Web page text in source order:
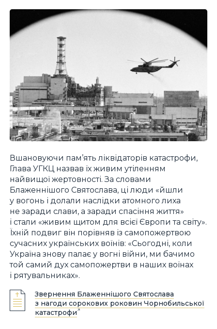
Вшановуючи пам’ять ліквідаторів катастрофи,
Глава УГКЦ назвав їх живим утіленням
найвищої жертовності. За словами
Блаженнішого Святослава, ці люди «йшли
у вогонь і долали наслідки атомного лиха
не заради слави, а заради спасіння життя»
і стали «живим щитом для всієї Європи та світу».
Їхній подвиг він порівняв із самопожертвою
сучасних українських воїнів: «Сьогодні, коли
Україна знову палає у вогні війни, ми бачимо
той самий дух самопожертви в наших воїнах
і рятувальниках».
Звернення Блаженнішого Святослава
з нагоди сорокових роковин Чорнобильської
катастрофи